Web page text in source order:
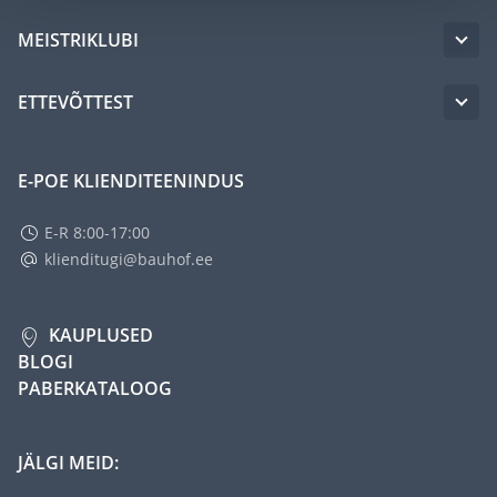
MEISTRIKLUBI
ETTEVÕTTEST
E-POE KLIENDITEENINDUS
E-R 8:00-17:00
klienditugi@bauhof.ee
KAUPLUSED
BLOGI
PABERKATALOOG
JÄLGI MEID: